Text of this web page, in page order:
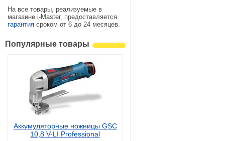
На все товары, реализуемые в
магазине i-Master, предоставляется
гарантия сроком от 6 до 24 месяцев.
Популярные товары
Аккумуляторные ножницы GSC
10,8 V-LI Professional